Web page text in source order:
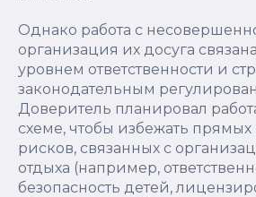
Однако работа с
организация их досуга
уровнем ответственности и
законодательным
Доверитель планировал
схеме, чтобы избежать
рисков, связанных с
отдыха (например,
безопасность детей,